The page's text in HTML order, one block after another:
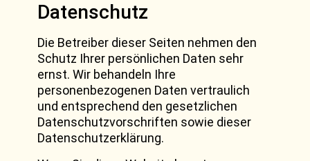
Datenschutz
Die Betreiber dieser Seiten nehmen den
Schutz Ihrer persönlichen Daten sehr
ernst. Wir behandeln Ihre
personenbezogenen Daten vertraulich
und entsprechend den gesetzlichen
Datenschutzvorschriften sowie dieser
Datenschutzerklärung.